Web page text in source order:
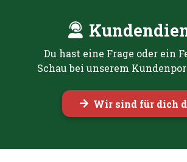
Du hast eine Frage oder ein
Schau bei unserem
Wir sind für dich